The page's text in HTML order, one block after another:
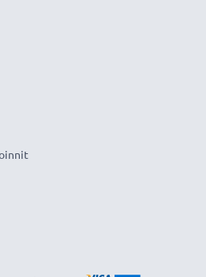
laadukkaita tuotteita, ja
takuun!